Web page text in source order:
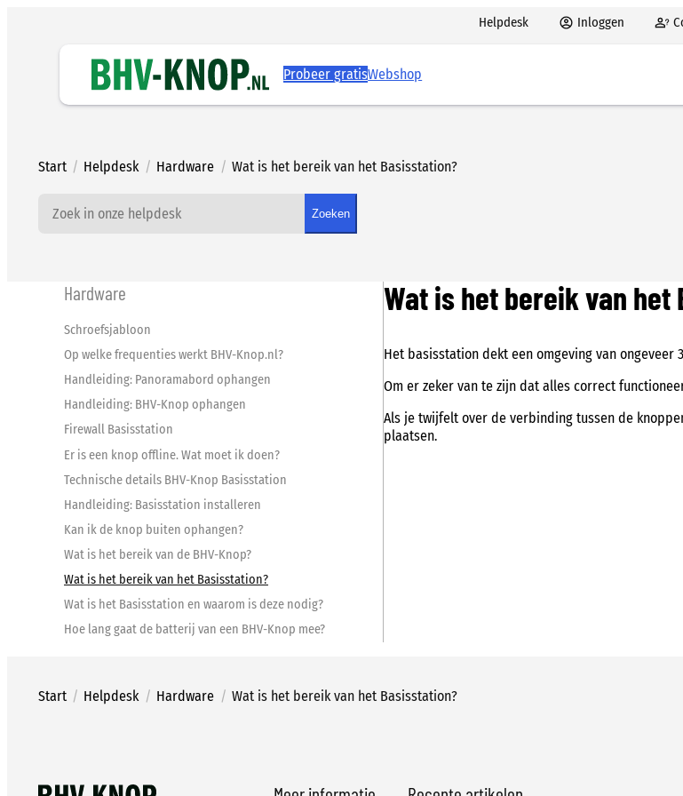
Helpdesk Inloggen
Probeer gratisWebshop
Start / Helpdesk / Hardware / Wat is het bereik van het Basisstation?
Zoeken
Hardware
Schroefsjabloon
Op welke frequenties werkt BHV-Knop.nl?
Handleiding: Panoramabord ophangen
Handleiding: BHV-Knop ophangen
Firewall Basisstation
Er is een knop offline. Wat moet ik doen?
Technische details BHV-Knop Basisstation
Handleiding: Basisstation installeren
Kan ik de knop buiten ophangen?
Wat is het bereik van de BHV-Knop?
Wat is het bereik van het Basisstation?
Wat is het Basisstation en waarom is deze nodig?
Hoe lang gaat de batterij van een BHV-Knop mee?
Wat is het bereik van het
Het basisstation dekt een omgeving van ongeveer
Om er zeker van te zijn dat alles correct
Als je twijfelt over de verbinding tussen de
plaatsen.
Start / Helpdesk / Hardware / Wat is het bereik van het Basisstation?